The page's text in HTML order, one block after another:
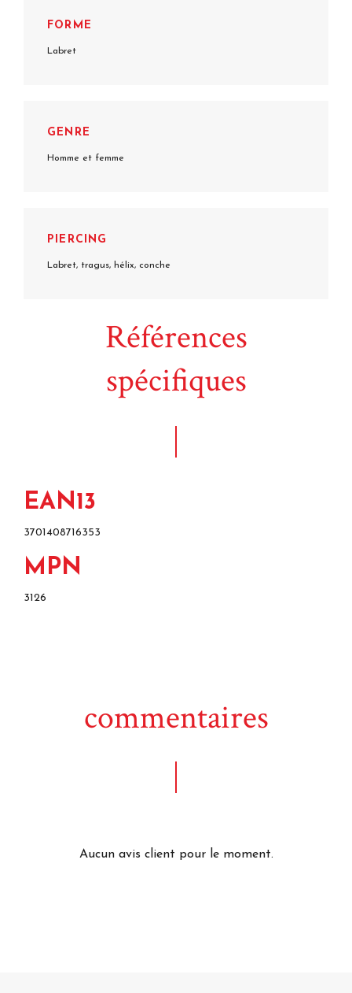
FORME
Labret
GENRE
Homme et femme
PIERCING
Labret, tragus, hélix, conche
Références
spécifiques
EAN13
3701408716353
MPN
3126
commentaires
Aucun avis client pour le moment.